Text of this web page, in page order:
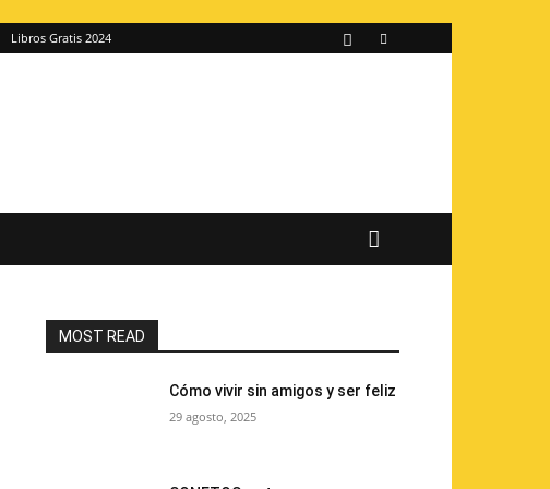
Libros Gratis 2024
MOST READ
Cómo vivir sin amigos y ser feliz
29 agosto, 2025